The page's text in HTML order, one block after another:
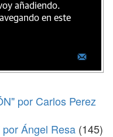
añadiendo.
en este
por Carlos Perez
Ángel Resa (145)